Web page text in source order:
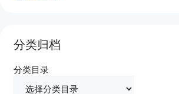
分类归档
分类目录